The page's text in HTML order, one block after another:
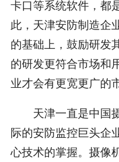
卡口等系统软件，都
此，天津安防制造企
的基础上，鼓励研发
的研发更符合市场和
业才会有更宽更广的
天津一直是中国摄
际的安防监控巨头企
心技术的掌握。摄像